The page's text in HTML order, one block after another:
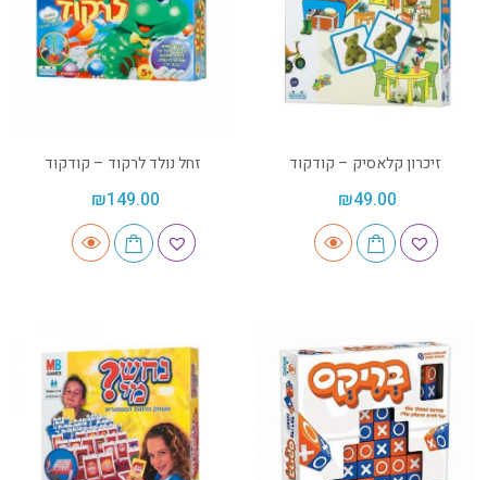
זיכרון קלאסיק – קודקוד
₪49.00
זחל נולד לרקוד – קודקוד
₪149.00